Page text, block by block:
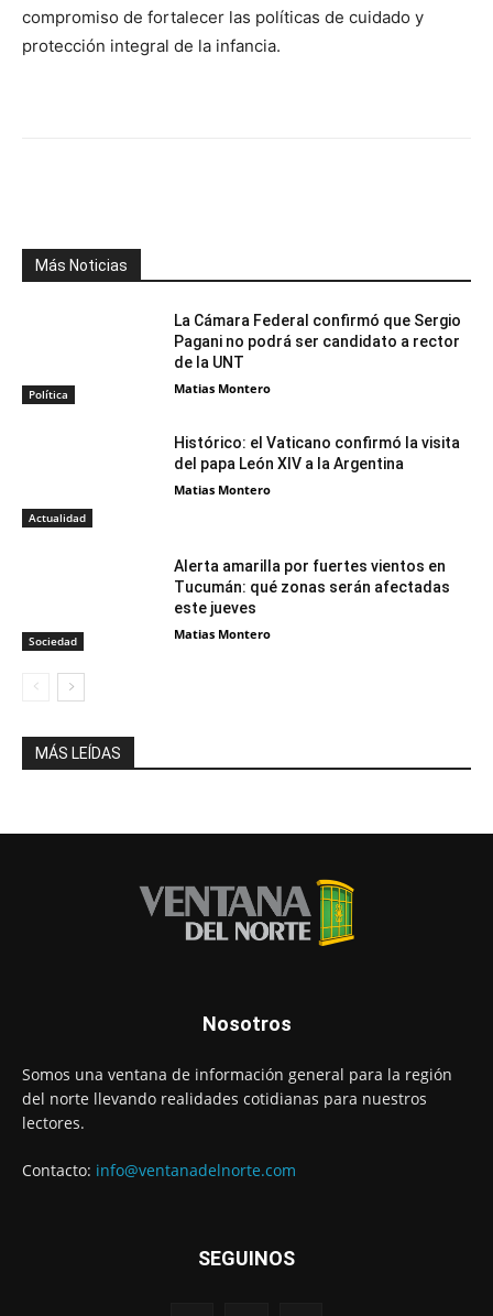
compromiso de fortalecer las políticas de cuidado y
protección integral de la infancia.
Más Noticias
Política
La Cámara Federal confirmó que Sergio
Pagani no podrá ser candidato a rector
de la UNT
Matias Montero
Actualidad
Histórico: el Vaticano confirmó la visita
del papa León XIV a la Argentina
Matias Montero
Sociedad
Alerta amarilla por fuertes vientos en
Tucumán: qué zonas serán afectadas
este jueves
Matias Montero
MÁS LEÍDAS
Nosotros
Somos una ventana de información general para la región
del norte llevando realidades cotidianas para nuestros
lectores.
Contacto: info@ventanadelnorte.com
SEGUINOS